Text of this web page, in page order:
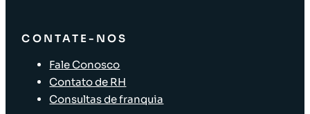
CONTATE-NOS
Fale Conosco
Contato de RH
Consultas de franquia